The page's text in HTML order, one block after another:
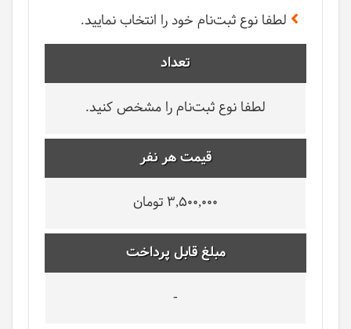
لطفا نوع ثبت‌نام خود را انتخاب نمایید.
تعداد
لطفا نوع ثبت‌نام را مشخص کنید.
قیمت هر نفر
3,500,000 تومان
مبلغ قابل پرداخت
-